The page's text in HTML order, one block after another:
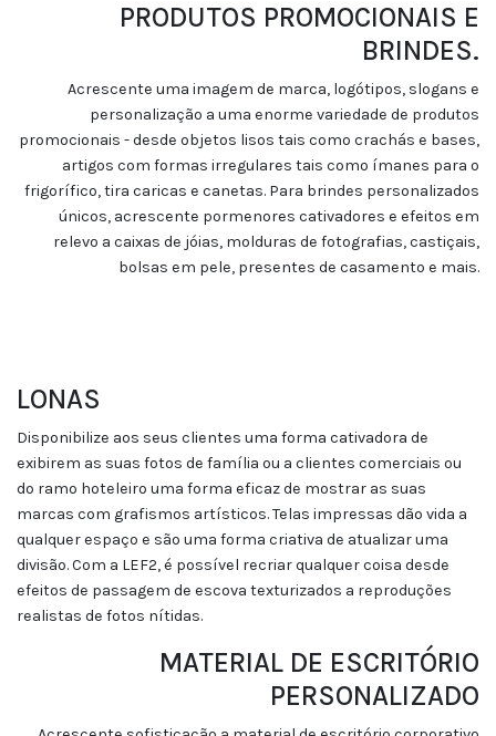
PRODUTOS PROMOCIONAIS E
BRINDES.
Acrescente uma imagem de marca, logótipos, slogans e
personalização a uma enorme variedade de produtos
promocionais - desde objetos lisos tais como crachás e bases,
artigos com formas irregulares tais como ímanes para o
frigorífico, tira caricas e canetas. Para brindes personalizados
únicos, acrescente pormenores cativadores e efeitos em
relevo a caixas de jóias, molduras de fotografias, castiçais,
bolsas em pele, presentes de casamento e mais.
LONAS
Disponibilize aos seus clientes uma forma cativadora de
exibirem as suas fotos de família ou a clientes comerciais ou
do ramo hoteleiro uma forma eficaz de mostrar as suas
marcas com grafismos artísticos. Telas impressas dão vida a
qualquer espaço e são uma forma criativa de atualizar uma
divisão. Com a LEF2, é possível recriar qualquer coisa desde
efeitos de passagem de escova texturizados a reproduções
realistas de fotos nítidas.
MATERIAL DE ESCRITÓRIO
PERSONALIZADO